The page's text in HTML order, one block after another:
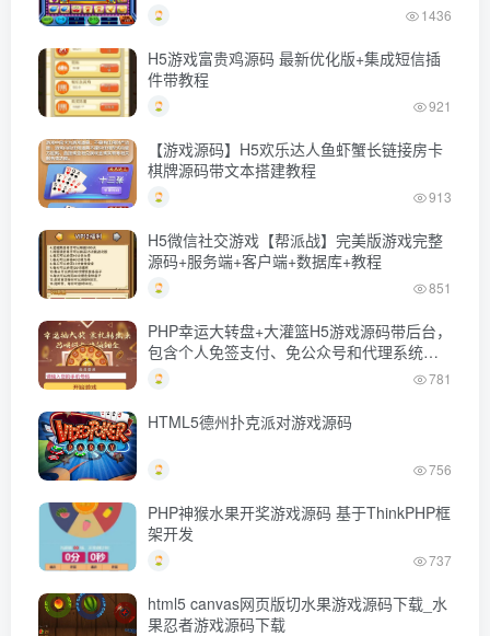
1436
H5游戏富贵鸡源码 最新优化版+集成短信插
件带教程
921
【游戏源码】H5欢乐达人鱼虾蟹长链接房卡
棋牌源码带文本搭建教程
913
H5微信社交游戏【帮派战】完美版游戏完整
源码+服务端+客户端+数据库+教程
851
PHP幸运大转盘+大灌篮H5游戏源码带后台，
包含个人免签支付、免公众号和代理系统下
载
781
HTML5德州扑克派对游戏源码
756
PHP神猴水果开奖游戏源码 基于ThinkPHP框
架开发
737
html5 canvas网页版切水果游戏源码下载_水
果忍者游戏源码下载